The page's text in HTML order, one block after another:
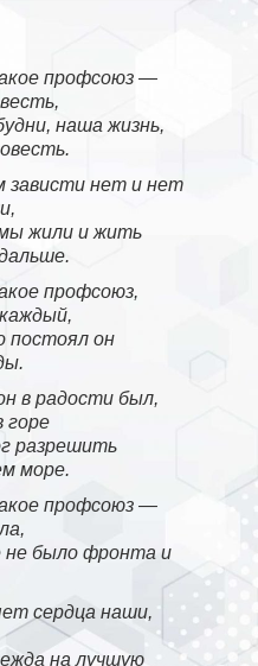
наша жизнь,
жили и жить
постоял он
горе
разрешить
море.
не было фронта и
на лучшую